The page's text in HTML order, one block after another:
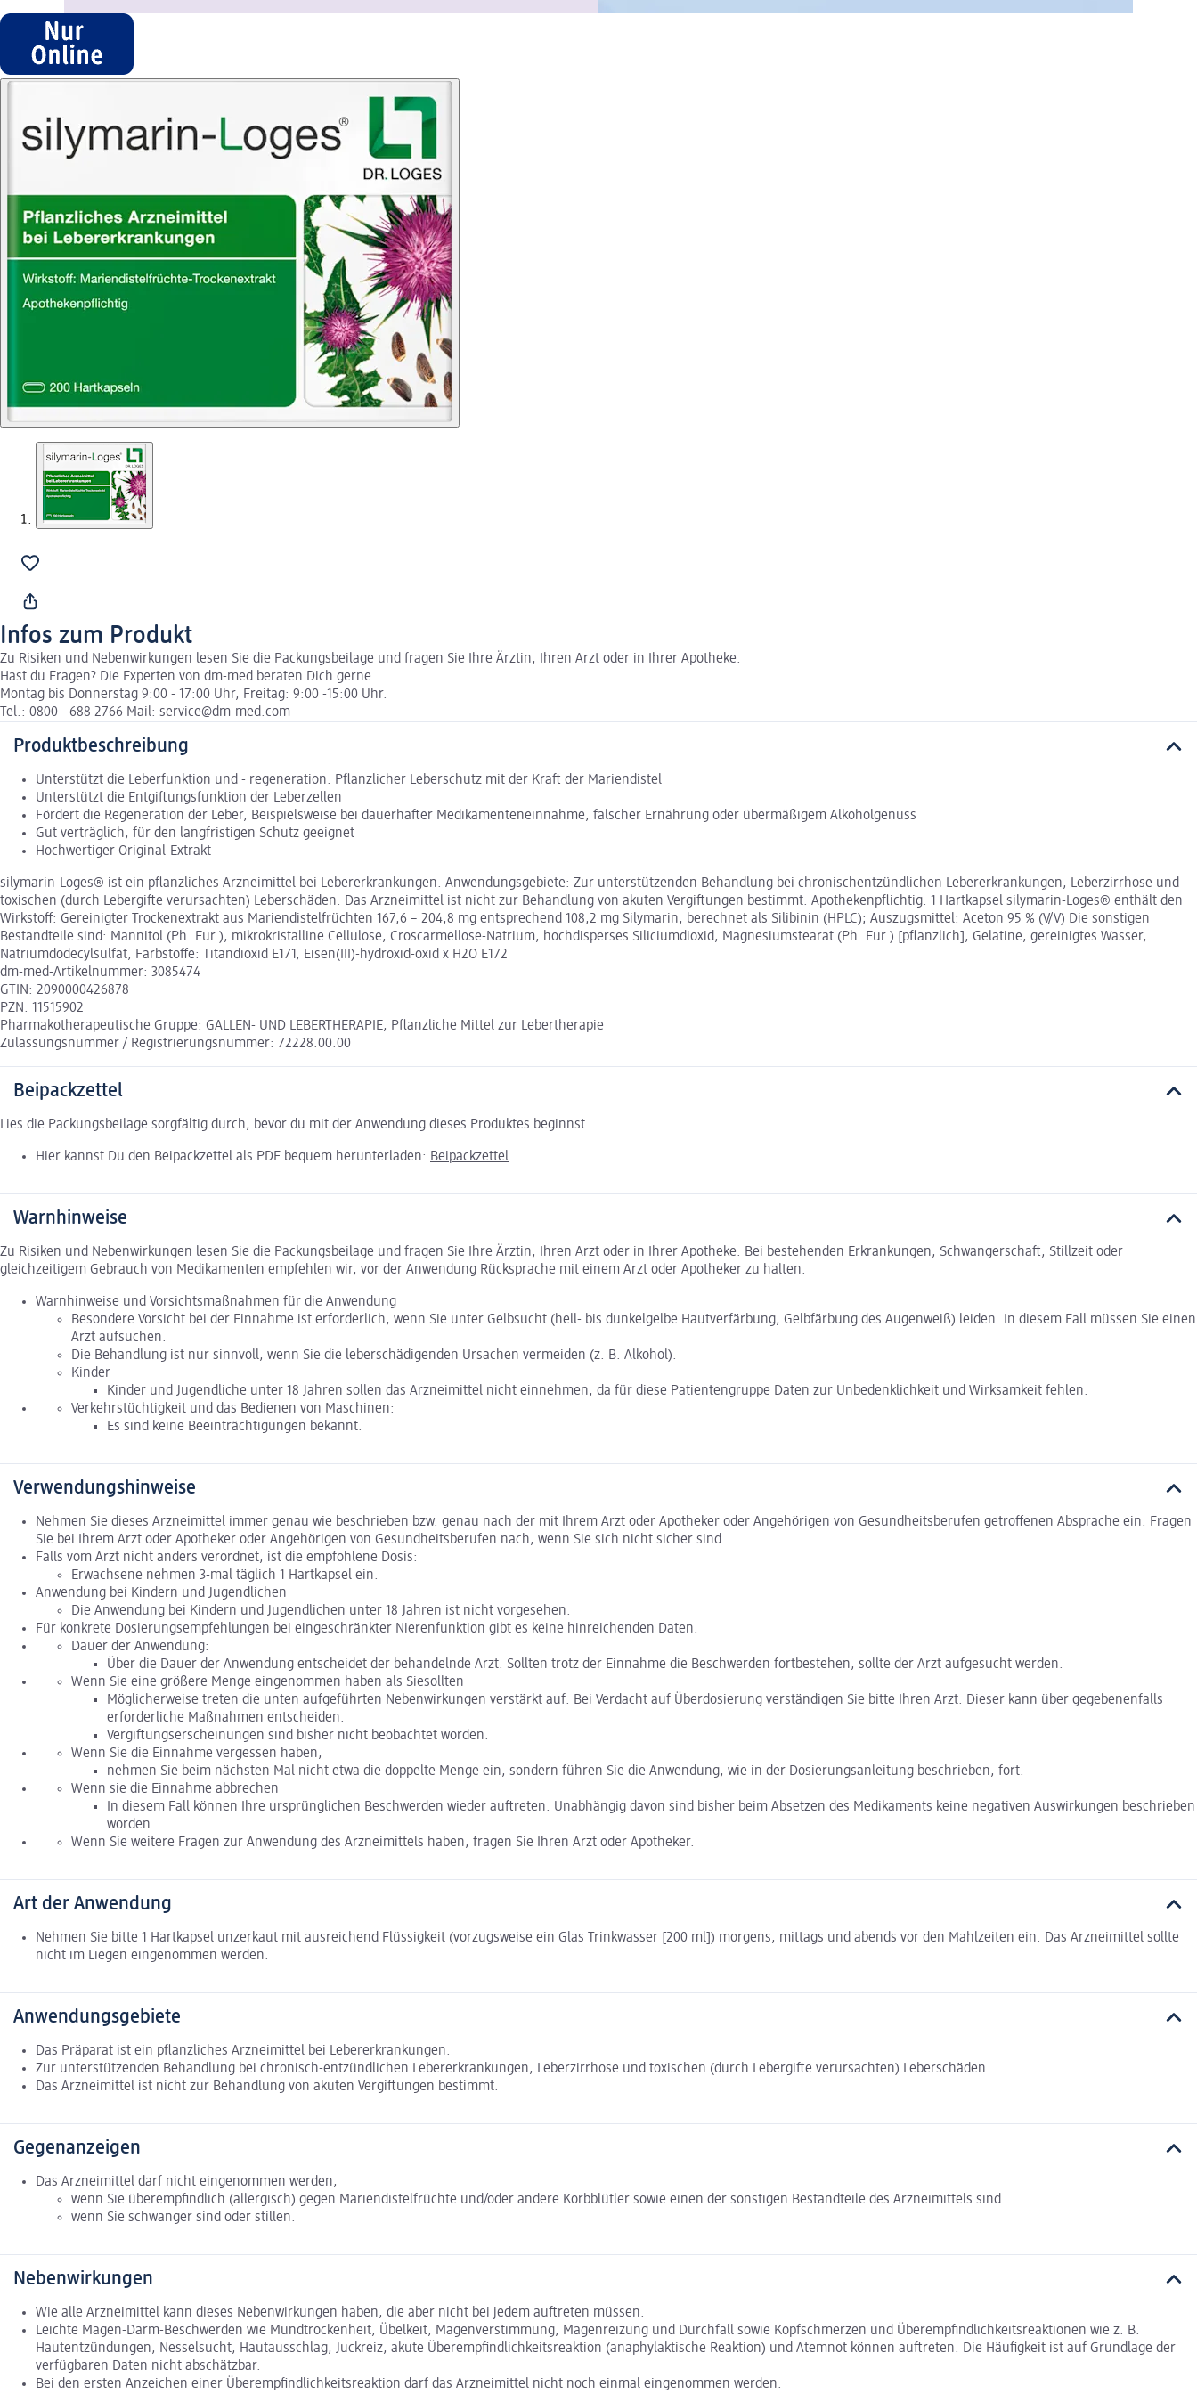
Infos zum Produkt
Zu Risiken und Nebenwirkungen lesen Sie die Packungsbeilage und fragen Sie Ihre Ärztin, Ihren Arzt oder in Ihrer Apotheke.
Hast du Fragen? Die Experten von dm-med beraten Dich gerne.
Montag bis Donnerstag 9:00 - 17:00 Uhr, Freitag: 9:00 -15:00 Uhr.
Tel.: 0800 - 688 2766 Mail: service@dm-med.com
Produktbeschreibung
Unterstützt die Leberfunktion und - regeneration. Pflanzlicher Leberschutz mit der Kraft der Mariendistel
Unterstützt die Entgiftungsfunktion der Leberzellen
Fördert die Regeneration der Leber, Beispielsweise bei dauerhafter Medikamenteneinnahme, falscher Ernährung oder übermäßigem Alkoholgenuss
Gut verträglich, für den langfristigen Schutz geeignet
Hochwertiger Original-Extrakt
silymarin-Loges® ist ein pflanzliches Arzneimittel bei Lebererkrankungen. Anwendungsgebiete: Zur unterstützenden Behandlung bei chronischentzündlichen Lebererkrankungen, Leberzirrhose und
toxischen (durch Lebergifte verursachten) Leberschäden. Das Arzneimittel ist nicht zur Behandlung von akuten Vergiftungen bestimmt. Apothekenpflichtig. 1 Hartkapsel silymarin-Loges® enthält den
Wirkstoff: Gereinigter Trockenextrakt aus Mariendistelfrüchten 167,6 – 204,8 mg entsprechend 108,2 mg Silymarin, berechnet als Silibinin (HPLC); Auszugsmittel: Aceton 95 % (V/V) Die sonstigen
Bestandteile sind: Mannitol (Ph. Eur.), mikrokristalline Cellulose, Croscarmellose-Natrium, hochdisperses Siliciumdioxid, Magnesiumstearat (Ph. Eur.) [pflanzlich], Gelatine, gereinigtes Wasser,
Natriumdodecylsulfat, Farbstoffe: Titandioxid E171, Eisen(III)-hydroxid-oxid x H2O E172
dm-med-Artikelnummer: 3085474
GTIN: 2090000426878
PZN: 11515902
Pharmakotherapeutische Gruppe: GALLEN- UND LEBERTHERAPIE, Pflanzliche Mittel zur Lebertherapie
Zulassungsnummer / Registrierungsnummer: 72228.00.00
Beipackzettel
Lies die Packungsbeilage sorgfältig durch, bevor du mit der Anwendung dieses Produktes beginnst.
Hier kannst Du den Beipackzettel als PDF bequem herunterladen: Beipackzettel
Warnhinweise
Zu Risiken und Nebenwirkungen lesen Sie die Packungsbeilage und fragen Sie Ihre Ärztin, Ihren Arzt oder in Ihrer Apotheke. Bei bestehenden Erkrankungen, Schwangerschaft, Stillzeit oder
gleichzeitigem Gebrauch von Medikamenten empfehlen wir, vor der Anwendung Rücksprache mit einem Arzt oder Apotheker zu halten.
Warnhinweise und Vorsichtsmaßnahmen für die Anwendung
Besondere Vorsicht bei der Einnahme ist erforderlich, wenn Sie unter Gelbsucht (hell- bis dunkelgelbe Hautverfärbung, Gelbfärbung des Augenweiß) leiden. In diesem Fall müssen Sie einen
Arzt aufsuchen.
Die Behandlung ist nur sinnvoll, wenn Sie die leberschädigenden Ursachen vermeiden (z. B. Alkohol).
Kinder
Kinder und Jugendliche unter 18 Jahren sollen das Arzneimittel nicht einnehmen, da für diese Patientengruppe Daten zur Unbedenklichkeit und Wirksamkeit fehlen.
Verkehrstüchtigkeit und das Bedienen von Maschinen:
Es sind keine Beeinträchtigungen bekannt.
Verwendungshinweise
Nehmen Sie dieses Arzneimittel immer genau wie beschrieben bzw. genau nach der mit Ihrem Arzt oder Apotheker oder Angehörigen von Gesundheitsberufen getroffenen Absprache ein. Fragen
Sie bei Ihrem Arzt oder Apotheker oder Angehörigen von Gesundheitsberufen nach, wenn Sie sich nicht sicher sind.
Falls vom Arzt nicht anders verordnet, ist die empfohlene Dosis:
Erwachsene nehmen 3-mal täglich 1 Hartkapsel ein.
Anwendung bei Kindern und Jugendlichen
Die Anwendung bei Kindern und Jugendlichen unter 18 Jahren ist nicht vorgesehen.
Für konkrete Dosierungsempfehlungen bei eingeschränkter Nierenfunktion gibt es keine hinreichenden Daten.
Dauer der Anwendung:
Über die Dauer der Anwendung entscheidet der behandelnde Arzt. Sollten trotz der Einnahme die Beschwerden fortbestehen, sollte der Arzt aufgesucht werden.
Wenn Sie eine größere Menge eingenommen haben als Siesollten
Möglicherweise treten die unten aufgeführten Nebenwirkungen verstärkt auf. Bei Verdacht auf Überdosierung verständigen Sie bitte Ihren Arzt. Dieser kann über gegebenenfalls
erforderliche Maßnahmen entscheiden.
Vergiftungserscheinungen sind bisher nicht beobachtet worden.
Wenn Sie die Einnahme vergessen haben,
nehmen Sie beim nächsten Mal nicht etwa die doppelte Menge ein, sondern führen Sie die Anwendung, wie in der Dosierungsanleitung beschrieben, fort.
Wenn sie die Einnahme abbrechen
In diesem Fall können Ihre ursprünglichen Beschwerden wieder auftreten. Unabhängig davon sind bisher beim Absetzen des Medikaments keine negativen Auswirkungen beschrieben
worden.
Wenn Sie weitere Fragen zur Anwendung des Arzneimittels haben, fragen Sie Ihren Arzt oder Apotheker.
Art der Anwendung
Nehmen Sie bitte 1 Hartkapsel unzerkaut mit ausreichend Flüssigkeit (vorzugsweise ein Glas Trinkwasser [200 ml]) morgens, mittags und abends vor den Mahlzeiten ein. Das Arzneimittel sollte
nicht im Liegen eingenommen werden.
Anwendungsgebiete
Das Präparat ist ein pflanzliches Arzneimittel bei Lebererkrankungen.
Zur unterstützenden Behandlung bei chronisch-entzündlichen Lebererkrankungen, Leberzirrhose und toxischen (durch Lebergifte verursachten) Leberschäden.
Das Arzneimittel ist nicht zur Behandlung von akuten Vergiftungen bestimmt.
Gegenanzeigen
Das Arzneimittel darf nicht eingenommen werden,
wenn Sie überempfindlich (allergisch) gegen Mariendistelfrüchte und/oder andere Korbblütler sowie einen der sonstigen Bestandteile des Arzneimittels sind.
wenn Sie schwanger sind oder stillen.
Nebenwirkungen
Wie alle Arzneimittel kann dieses Nebenwirkungen haben, die aber nicht bei jedem auftreten müssen.
Leichte Magen-Darm-Beschwerden wie Mundtrockenheit, Übelkeit, Magenverstimmung, Magenreizung und Durchfall sowie Kopfschmerzen und Überempfindlichkeitsreaktionen wie z. B.
Hautentzündungen, Nesselsucht, Hautausschlag, Juckreiz, akute Überempfindlichkeitsreaktion (anaphylaktische Reaktion) und Atemnot können auftreten. Die Häufigkeit ist auf Grundlage der
verfügbaren Daten nicht abschätzbar.
Bei den ersten Anzeichen einer Überempfindlichkeitsreaktion darf das Arzneimittel nicht noch einmal eingenommen werden.